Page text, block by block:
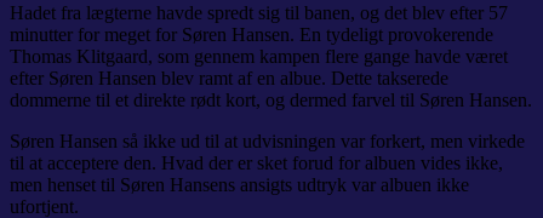
Hadet fra lægterne havde spredt sig til banen, og det blev efter 57
minutter for meget for Søren Hansen. En tydeligt provokerende
Thomas Klitgaard, som gennem kampen flere gange havde været
efter Søren Hansen blev ramt af en albue. Dette takserede
dommerne til et direkte rødt kort, og dermed farvel til Søren Hansen.
Søren Hansen så ikke ud til at udvisningen var forkert, men virkede
til at acceptere den. Hvad der er sket forud for albuen vides ikke,
men henset til Søren Hansens ansigts udtryk var albuen ikke
ufortjent.